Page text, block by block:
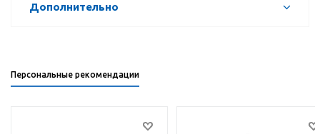
Дополнительно
Персональные рекомендации